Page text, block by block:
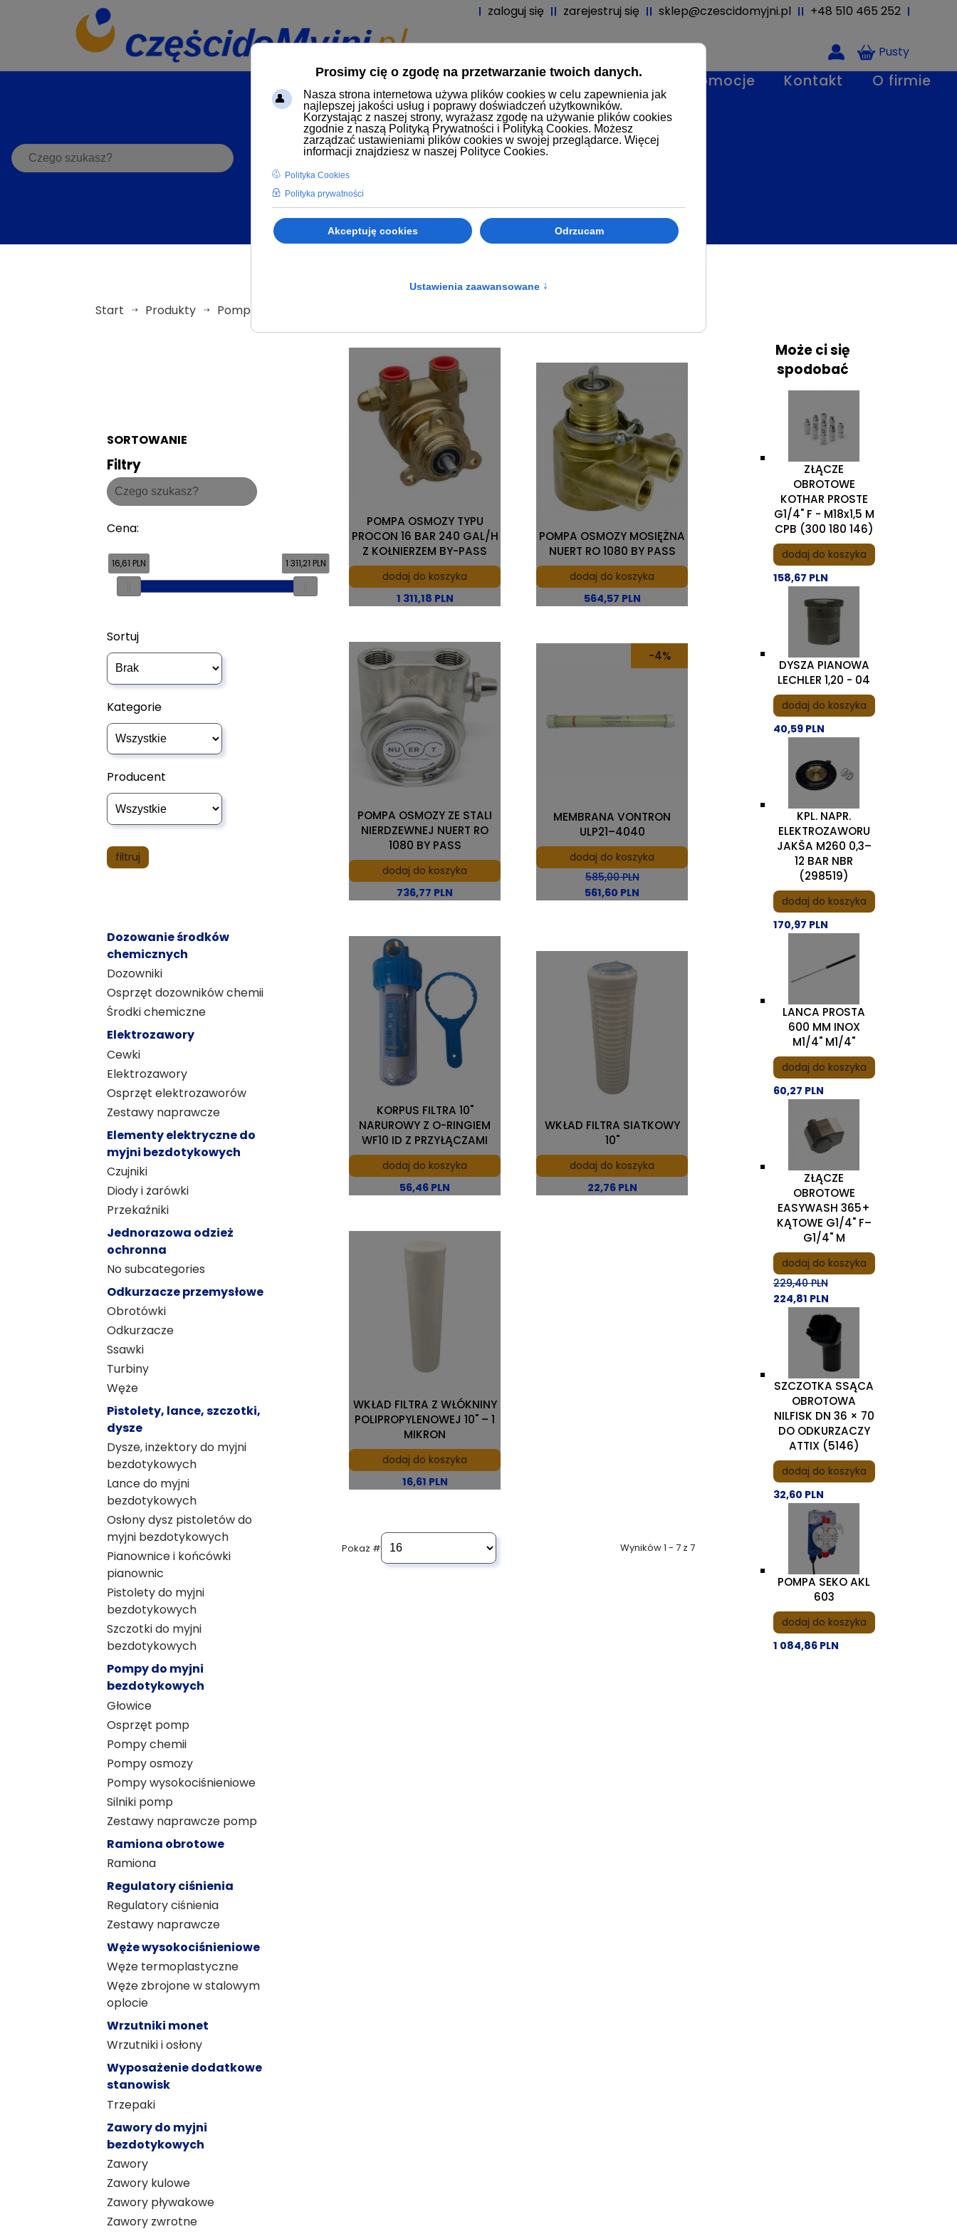
zaloguj się zarejestruj się sklep@czescidomyjni.pl +48 510 465 252
Pusty
Start Produkty Producenci Nowości Promocje Kontakt O firmie
Start Produkty Pompy do myjni bezdotykowych
SORTOWANIE
Filtry
Cena:
16,61 PLN 1 311,21 PLN
Sortuj
Kategorie
Producent
Dozowanie środków
chemicznych
Dozowniki
Osprzęt dozowników chemii
Środki chemiczne
Elektrozawory
Cewki
Elektrozawory
Osprzęt elektrozaworów
Zestawy naprawcze
Elementy elektryczne do
myjni bezdotykowych
Czujniki
Diody i żarówki
Przekaźniki
Jednorazowa odzież
ochronna
No subcategories
Odkurzacze przemysłowe
Obrotówki
Odkurzacze
Ssawki
Turbiny
Węże
Pistolety, lance, szczotki,
dysze
Dysze, inżektory do myjni
bezdotykowych
Lance do myjni
bezdotykowych
Osłony dysz pistoletów do
myjni bezdotykowych
Pianownice i końcówki
pianownic
Pistolety do myjni
bezdotykowych
Szczotki do myjni
bezdotykowych
Pompy do myjni
bezdotykowych
Głowice
Osprzęt pomp
Pompy chemii
Pompy osmozy
Pompy wysokociśnieniowe
Silniki pomp
Zestawy naprawcze pomp
Ramiona obrotowe
Ramiona
Regulatory ciśnienia
Regulatory ciśnienia
Zestawy naprawcze
Węże wysokociśnieniowe
Węże termoplastyczne
Węże zbrojone w stalowym
oplocie
Wrzutniki monet
Wrzutniki i osłony
Wyposażenie dodatkowe
stanowisk
Trzepaki
Zawory do myjni
bezdotykowych
Zawory
Zawory kulowe
Zawory pływakowe
Zawory zwrotne
1 311,18 PLN
POMPA OSMOZY TYPU
PROCON 16 BAR 240 GAL/H
Z KOŁNIERZEM BY-PASS
dodaj do koszyka
564,57 PLN
POMPA OSMOZY MOSIĘŻNA
NUERT RO 1080 BY PASS
dodaj do koszyka
736,77 PLN
POMPA OSMOZY ZE STALI
NIERDZEWNEJ NUERT RO
1080 BY PASS
dodaj do koszyka
-4%
585,00 PLN
561,60 PLN
MEMBRANA VONTRON
ULP21–4040
dodaj do koszyka
56,46 PLN
KORPUS FILTRA 10"
NARUROWY Z O-RINGIEM
WF10 ID Z PRZYŁĄCZAMI
dodaj do koszyka
22,76 PLN
WKŁAD FILTRA SIATKOWY
10"
dodaj do koszyka
16,61 PLN
WKŁAD FILTRA Z WŁÓKNINY
POLIPROPYLENOWEJ 10" – 1
MIKRON
dodaj do koszyka
Pokaż # Wyników 1 - 7 z 7
Może ci się
spodobać
ZŁĄCZE
OBROTOWE
KOTHAR PROSTE
G1/4" F - M18x1,5 M
CPB (300 180 146)
dodaj do koszyka
158,67 PLN
DYSZA PIANOWA
LECHLER 1,20 - 04
dodaj do koszyka
40,59 PLN
KPL. NAPR.
ELEKTROZAWORU
JAKŠA M260 0,3–
12 BAR NBR
(298519)
dodaj do koszyka
170,97 PLN
LANCA PROSTA
600 MM INOX
M1/4" M1/4"
dodaj do koszyka
60,27 PLN
ZŁĄCZE
OBROTOWE
EASYWASH 365+
KĄTOWE G1/4" F–
G1/4" M
dodaj do koszyka
229,40 PLN
224,81 PLN
SZCZOTKA SSĄCA
OBROTOWA
NILFISK DN 36 × 70
DO ODKURZACZY
ATTIX (5146)
dodaj do koszyka
32,60 PLN
POMPA SEKO AKL
603
dodaj do koszyka
1 084,86 PLN